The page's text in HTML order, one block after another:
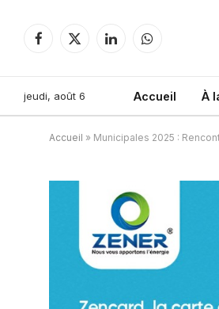
Facebook
X
LinkedInWhatsApp
jeudi, août 6 Accueil À
Accueil » Municipales 2025 :